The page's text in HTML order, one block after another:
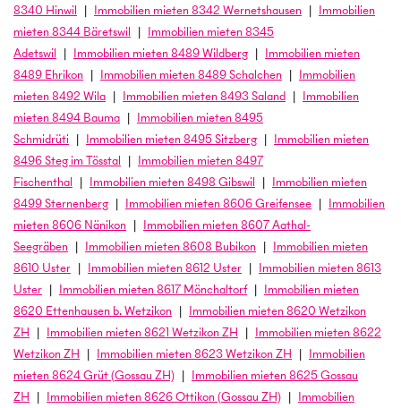
8340 Hinwil Immobilien mieten8342 Wernetshausen
Immobilien
mieten8344 Bäretswil Immobilien mieten8345
Adetswil
Immobilien mieten8489Wildberg Immobilien mieten
8489 Ehrikon Immobilien mieten8489Schalchen
Immobilien
mieten8492 Wila Immobilien mieten8493Saland
Immobilien
mieten8494 Bauma Immobilien mieten8495
Schmidrüti
Immobilien mieten8495Sitzberg Immobilien mieten
8496Steg im Tösstal Immobilien mieten8497
Fischenthal
Immobilien mieten8498 Gibswil Immobilien mieten
8499Sternenberg Immobilien mieten8606Greifensee
Immobilien
mieten8606 Nänikon Immobilien mieten8607Aathal-
Seegräben
Immobilien mieten8608 Bubikon Immobilien mieten
8610 Uster Immobilien mieten8612 Uster Immobilien mieten8613
Uster
Immobilien mieten8617 Mönchaltorf Immobilien mieten
8620 Ettenhausen b. Wetzikon Immobilien mieten8620 Wetzikon
ZH
Immobilien mieten8621 Wetzikon ZH Immobilien mieten8622
Wetzikon ZH
Immobilien mieten8623Wetzikon ZH
Immobilien
mieten8624Grüt (Gossau ZH) Immobilien mieten8625Gossau
ZH
Immobilien mieten8626Ottikon (Gossau ZH)
Immobilien